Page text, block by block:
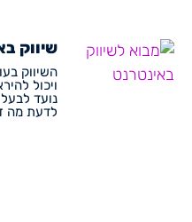
שיווק
השיווק
ויכול
נועד
לדעת מה